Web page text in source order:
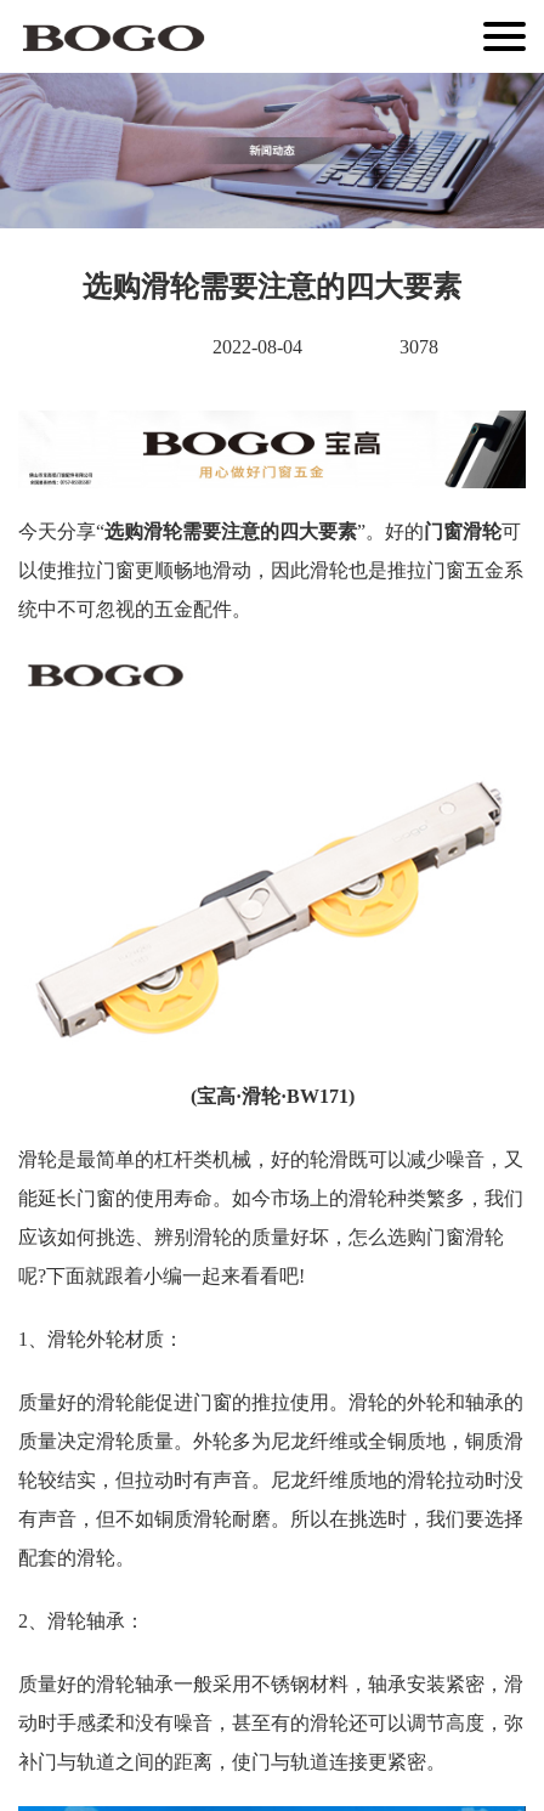
选购滑轮需要注意的四大要素
2022-08-04 3078
今天分享“选购滑轮需要注意的四大要素”。好的门窗滑轮可
以使推拉门窗更顺畅地滑动，因此滑轮也是推拉门窗五金系
统中不可忽视的五金配件。
(宝高·滑轮·BW171)
滑轮是最简单的杠杆类机械，好的轮滑既可以减少噪音，又
能延长门窗的使用寿命。如今市场上的滑轮种类繁多，我们
应该如何挑选、辨别滑轮的质量好坏，怎么选购门窗滑轮
呢?下面就跟着小编一起来看看吧!
1、滑轮外轮材质：
质量好的滑轮能促进门窗的推拉使用。滑轮的外轮和轴承的
质量决定滑轮质量。外轮多为尼龙纤维或全铜质地，铜质滑
轮较结实，但拉动时有声音。尼龙纤维质地的滑轮拉动时没
有声音，但不如铜质滑轮耐磨。所以在挑选时，我们要选择
配套的滑轮。
2、滑轮轴承：
质量好的滑轮轴承一般采用不锈钢材料，轴承安装紧密，滑
动时手感柔和没有噪音，甚至有的滑轮还可以调节高度，弥
补门与轨道之间的距离，使门与轨道连接更紧密。